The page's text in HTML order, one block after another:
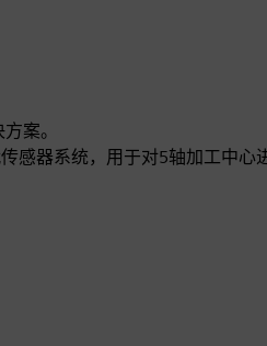
案。
感器系统，用于对5轴加工中心